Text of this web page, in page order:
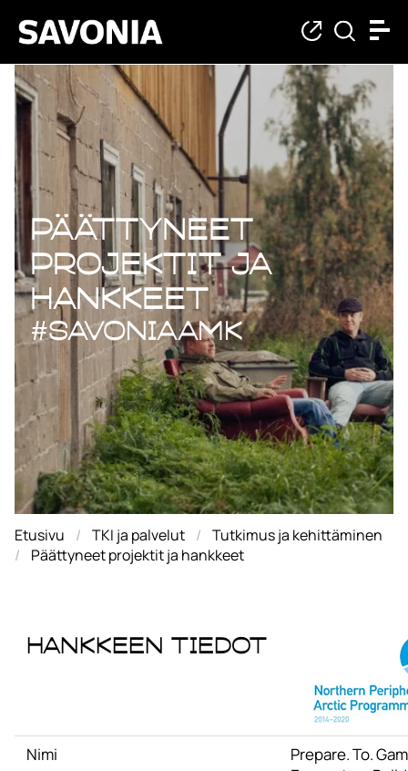
Päättyneet
Päättyneet
projektit ja
hankkeet
#savoniaAMK
Etusivu TKI ja palvelut
Tutkimus ja kehittäminen
Päättyneet projektit ja hankkeet
Hankkeen tiedot
Nimi
Prepare. To.